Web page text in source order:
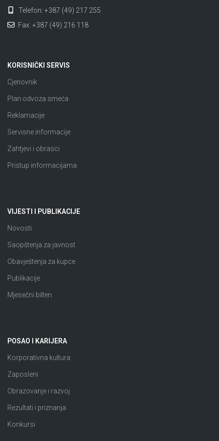
Telefon: +387 (49) 217 255
Fax: +387 (49) 216 118
KORISNIČKI SERVIS
Cjenovnik
Plan odvoza smeća
Reklamacije
Servisne informacije
Zahtjevi i obrasci
Pristup informacijama
VIJESTI I PUBLIKACIJE
Novosti
Saopštenja za javnost
Obavještenja za kupce
Publikacije
Mjesečni bilten
POSAO I KARIJERA
Korporativna kultura
Zaposleni
Obrazovanje i razvoj
Rezultati i priznanja
Konkursi